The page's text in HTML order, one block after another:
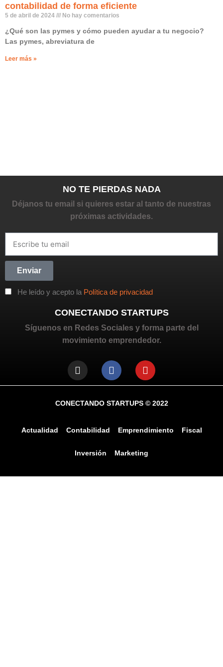
contabilidad de forma eficiente
5 de abril de 2024 No hay comentarios
¿Qué son las pymes y cómo pueden ayudar a tu negocio?
Las pymes, abreviatura de
Leer más »
NO TE PIERDAS NADA
Déjanos tu email si quieres estar al tanto de nuestras
próximas actividades.
He leído y acepto la Política de privacidad
Enviar
CONECTANDO STARTUPS
Síguenos en Redes Sociales y forma parte del
movimiento emprendedor.
CONECTANDO STARTUPS© 2022
Actualidad Contabilidad Emprendimiento Fiscal
Inversión Marketing